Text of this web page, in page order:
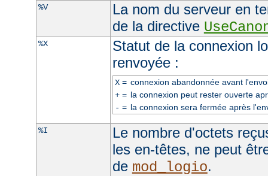
%V
La nom du serveur en
de la directive
%X
Statut de la connexion
renvoyée :
X= connexion abandonnée avant
+= la connexion peut rester ouverte
- = la connexion sera fermée après
%I
Le nombre d'octets
les en-têtes, ne peut
de mod_logio.